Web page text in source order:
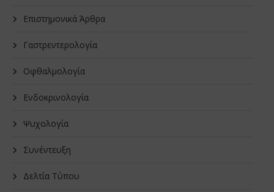
Επιστημονικά Άρθρα
Γαστρεντερολογία
Οφθαλμολογία
Ενδοκρινολογία
Ψυχολογία
Συνέντευξη
Δελτία Τύπου